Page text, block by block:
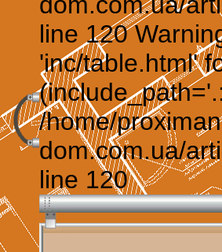
line 120
'inc/table.html'
/home/
dom.com.ua/
line 120